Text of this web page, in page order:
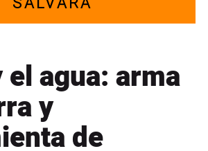
agua: arma
y
de